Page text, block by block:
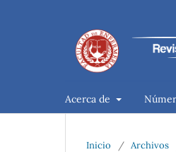
Acerca de
Inicio / Archivos